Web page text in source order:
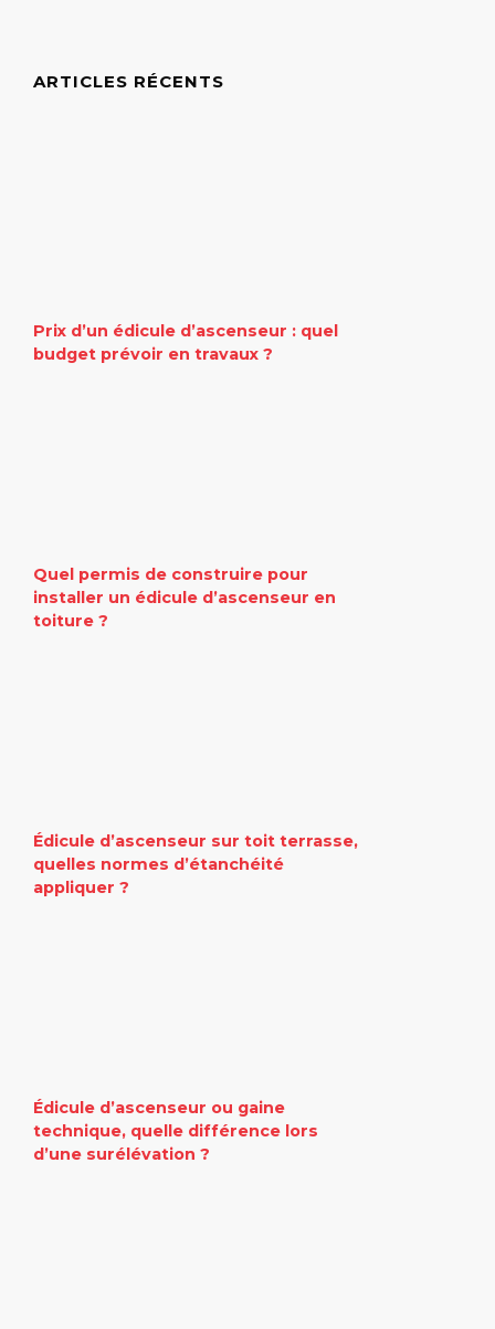
ARTICLES RÉCENTS
Prix d’un édicule d’ascenseur : quel
budget prévoir en travaux ?
Quel permis de construire pour
installer un édicule d’ascenseur en
toiture ?
Édicule d’ascenseur sur toit terrasse,
quelles normes d’étanchéité
appliquer ?
Édicule d’ascenseur ou gaine
technique, quelle différence lors
d’une surélévation ?